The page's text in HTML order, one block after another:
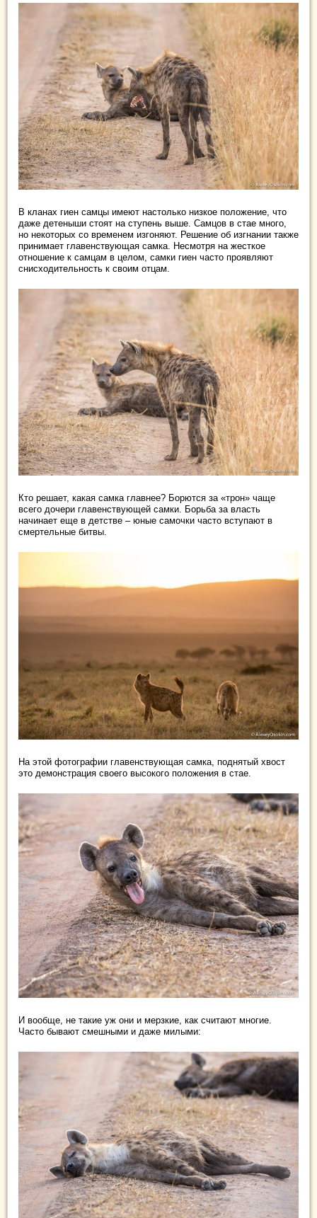
В кланах гиен самцы имеют настолько низкое положение, что
даже детеныши стоят на ступень выше. Самцов в стае много,
но некоторых со временем изгоняют. Решение об изгнании также
принимает главенствующая самка. Несмотря на жесткое
отношение к самцам в целом, самки гиен часто проявляют
снисходительность к своим отцам.
Кто решает, какая самка главнее? Борются за «трон» чаще
всего дочери главенствующей самки. Борьба за власть
начинает еще в детстве – юные самочки часто вступают в
смертельные битвы.
На этой фотографии главенствующая самка, поднятый хвост
это демонстрация своего высокого положения в стае.
И вообще, не такие уж они и мерзкие, как считают многие.
Часто бывают смешными и даже милыми: